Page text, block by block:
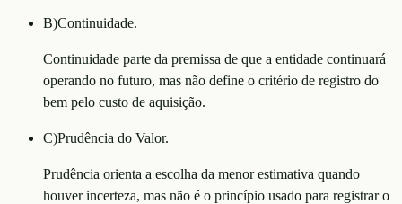
B)Continuidade.
Continuidade parte da premissa de que a entidade continuará
operando no futuro, mas não define o critério de registro do
bem pelo custo de aquisição.
C)Prudência do Valor.
Prudência orienta a escolha da menor estimativa quando
houver incerteza, mas não é o princípio usado para registrar o